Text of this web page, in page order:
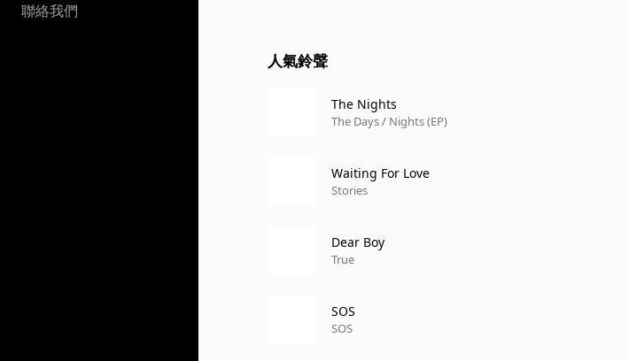
聯絡我們
人氣鈴聲
The Nights
The Days / Nights (EP)
Waiting For Love
Stories
Dear Boy
True
SOS
SOS